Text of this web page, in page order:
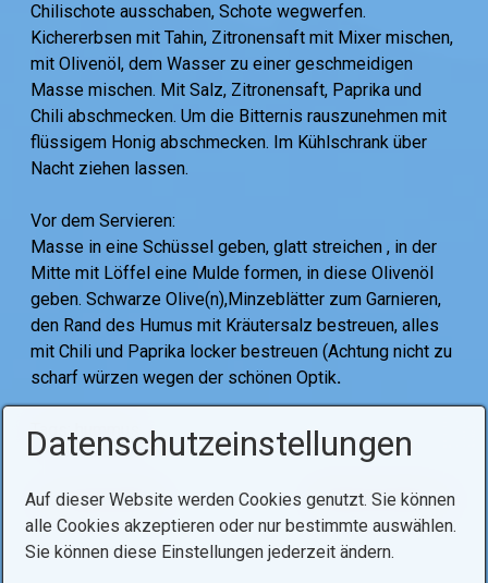
Chilischote ausschaben, Schote wegwerfen.
Kichererbsen mit Tahin, Zitronensaft mit Mixer mischen,
mit Olivenöl, dem Wasser zu einer geschmeidigen
Masse mischen. Mit Salz, Zitronensaft, Paprika und
Chili abschmecken. Um die Bitternis rauszunehmen mit
flüssigem Honig abschmecken. Im Kühlschrank über
Nacht ziehen lassen.
Vor dem Servieren:
Masse in eine Schüssel geben, glatt streichen , in der
Mitte mit Löffel eine Mulde formen, in diese Olivenöl
geben. Schwarze Olive(n),Minzeblätter zum Garnieren,
den Rand des Humus mit Kräutersalz bestreuen, alles
mit Chili und Paprika locker bestreuen (Achtung nicht zu
scharf würzen wegen der schönen Optik.
Tags:
Voriger Artikel Nächster Artikel
Datenschutzeinstellungen
Auf dieser Website werden Cookies genutzt. Sie können
alle Cookies akzeptieren oder nur bestimmte auswählen.
Sie können diese Einstellungen jederzeit ändern.